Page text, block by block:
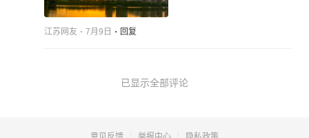
江苏网友 7月9日 回复
已显示全部评论